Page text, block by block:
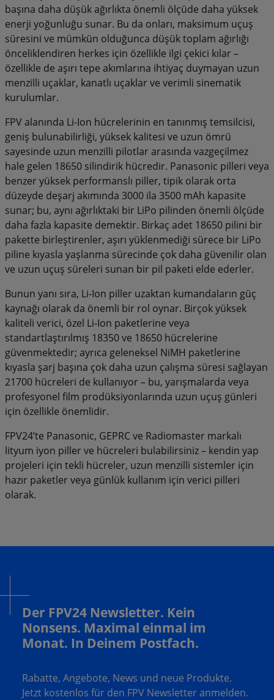
başına daha düşük ağırlıkta önemli ölçüde daha yüksek
enerji yoğunluğu sunar. Bu da onları, maksimum uçuş
süresini ve mümkün olduğunca düşük toplam ağırlığı
önceliklendiren herkes için özellikle ilgi çekici kılar –
özellikle de aşırı tepe akımlarına ihtiyaç duymayan uzun
menzilli uçaklar, kanatlı uçaklar ve verimli sinematik
kurulumlar.
FPV alanında Li-Ion hücrelerinin en tanınmış temsilcisi,
geniş bulunabilirliği, yüksek kalitesi ve uzun ömrü
sayesinde uzun menzilli pilotlar arasında vazgeçilmez
hale gelen 18650 silindirik hücredir. Panasonic pilleri veya
benzer yüksek performanslı piller, tipik olarak orta
düzeyde deşarj akımında 3000 ila 3500 mAh kapasite
sunar; bu, aynı ağırlıktaki bir LiPo pilinden önemli ölçüde
daha fazla kapasite demektir. Birkaç adet 18650 pilini bir
pakette birleştirenler, aşırı yüklenmediği sürece bir LiPo
piline kıyasla yaşlanma sürecinde çok daha güvenilir olan
ve uzun uçuş süreleri sunan bir pil paketi elde ederler.
Bunun yanı sıra, Li-Ion piller uzaktan kumandaların güç
kaynağı olarak da önemli bir rol oynar. Birçok yüksek
kaliteli verici, özel Li-Ion paketlerine veya
standartlaştırılmış 18350 ve 18650 hücrelerine
güvenmektedir; ayrıca geleneksel NiMH paketlerine
kıyasla şarj başına çok daha uzun çalışma süresi sağlayan
21700 hücreleri de kullanıyor – bu, yarışmalarda veya
profesyonel film prodüksiyonlarında uzun uçuş günleri
için özellikle önemlidir.
FPV24’te Panasonic, GEPRC ve Radiomaster markalı
lityum iyon piller ve hücreleri bulabilirsiniz – kendin yap
projeleri için tekli hücreler, uzun menzilli sistemler için
hazır paketler veya günlük kullanım için verici pilleri
olarak.
Der FPV24 Newsletter. Kein
Nonsens. Maximal einmal im
Monat. In Deinem Postfach.
Rabatte, Angebote, News und neue Produkte.
Jetzt kostenlos für den FPV Newsletter anmelden.